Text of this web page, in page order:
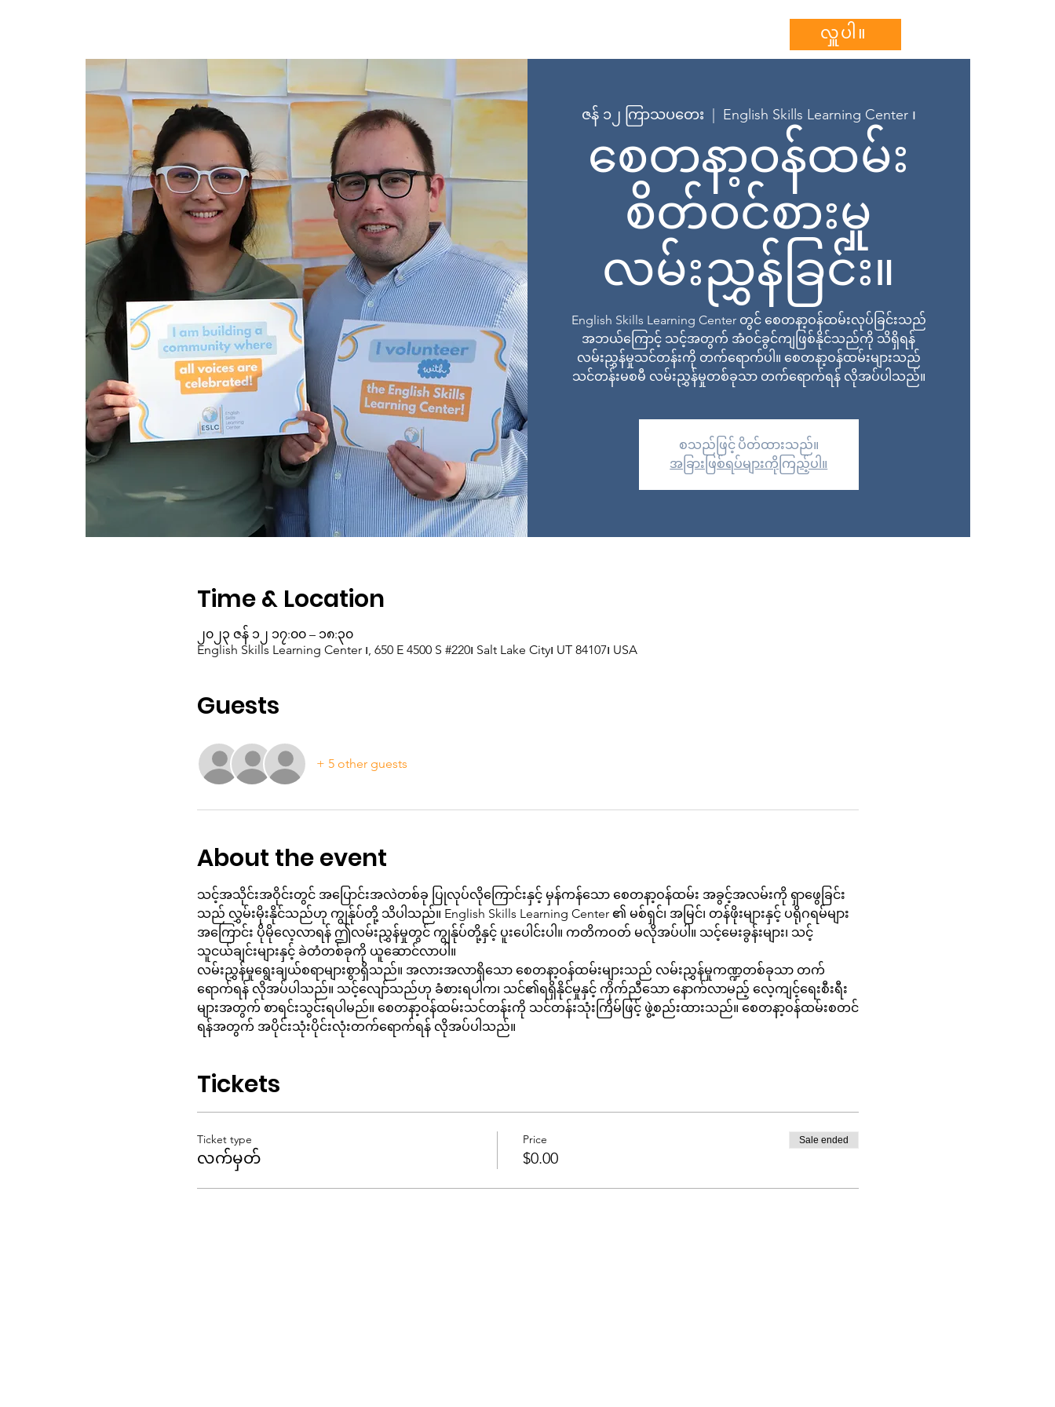
လှူပါ။
ဇန် ၁၂ ကြာသပတေး English Skills Learning Center ၊
စေတနာ့ဝန်ထမ်း
စိတ်ဝင်စားမှု
လမ်းညွှန်ခြင်း။
English Skills Learning Center တွင် စေတနာ့ဝန်ထမ်းလုပ်ခြင်းသည်
အဘယ်ကြောင့် သင့်အတွက် အံဝင်ခွင်ကျဖြစ်နိုင်သည်ကို သိရှိရန်
လမ်းညွှန်မှုသင်တန်းကို တက်ရောက်ပါ။ စေတနာ့ဝန်ထမ်းများသည်
သင်တန်းမစမီ လမ်းညွှန်မှုတစ်ခုသာ တက်ရောက်ရန် လိုအပ်ပါသည်။
စသည်ဖြင့် ပိတ်ထားသည်။
အခြားဖြစ်ရပ်များကိုကြည့်ပါ။
Time & Location
၂၀၂၃ ဇန် ၁၂ ၁၇:၀၀ – ၁၈:၃၀
English Skills Learning Center ၊, 650 E 4500 S #220၊ Salt Lake City၊ UT 84107၊ USA
Guests
+ 5 other guests
About the event
သင့်အသိုင်းအဝိုင်းတွင် အပြောင်းအလဲတစ်ခု ပြုလုပ်လိုကြောင်းနှင့် မှန်ကန်သော စေတနာ့ဝန်ထမ်း အခွင့်အလမ်းကို ရှာဖွေခြင်း
သည် လွှမ်းမိုးနိုင်သည်ဟု ကျွန်ုပ်တို့ သိပါသည်။ English Skills Learning Center ၏ မစ်ရှင်၊ အမြင်၊ တန်ဖိုးများနှင့် ပရိုဂရမ်များ
အကြောင်း ပိုမိုလေ့လာရန် ဤလမ်းညွှန်မှုတွင် ကျွန်ုပ်တို့နှင့် ပူးပေါင်းပါ။ ကတိကဝတ် မလိုအပ်ပါ။ သင့်မေးခွန်းများ၊ သင့်
သူငယ်ချင်းများနှင့် ခဲတံတစ်ခုကို ယူဆောင်လာပါ။
လမ်းညွှန်မှုရွေးချယ်စရာများစွာရှိသည်။ အလားအလာရှိသော စေတနာ့ဝန်ထမ်းများသည် လမ်းညွှန်မှုကဏ္ဍတစ်ခုသာ တက်
ရောက်ရန် လိုအပ်ပါသည်။ သင့်လျော်သည်ဟု ခံစားရပါက၊ သင်၏ရရှိနိုင်မှုနှင့် ကိုက်ညီသော နောက်လာမည့် လေ့ကျင့်ရေးစီးရီး
များအတွက် စာရင်းသွင်းရပါမည်။ စေတနာ့ဝန်ထမ်းသင်တန်းကို သင်တန်းသုံးကြိမ်ဖြင့် ဖွဲ့စည်းထားသည်။ စေတနာ့ဝန်ထမ်းစတင်
ရန်အတွက် အပိုင်းသုံးပိုင်းလုံးတက်ရောက်ရန် လိုအပ်ပါသည်။
Tickets
Ticket type
လက်မှတ်
Price
$0.00
Sale ended